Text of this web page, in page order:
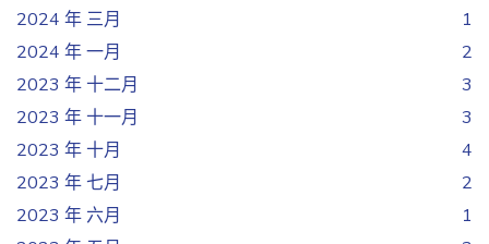
2024 年 三月
1
2024 年 一月
2
2023 年 十二月
3
2023 年 十一月
3
2023 年 十月
4
2023 年 七月
2
2023 年 六月
1